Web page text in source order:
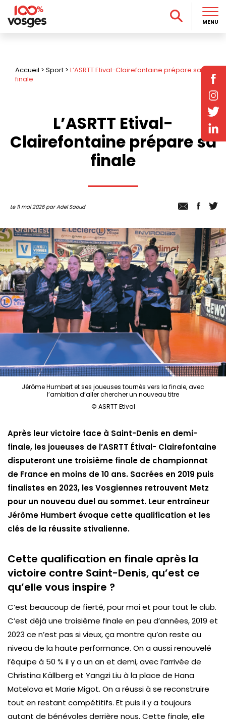
Accueil > Sport > L’ASRTT Etival-Clairefontaine prépare sa
finale
L’ASRTT Etival-
Clairefontaine prépare sa
finale
Le 11 mai 2026 par Adel Saoud
Jérôme Humbert et ses joueuses tournés vers la finale, avec
l’ambition d’aller chercher un nouveau titre
© ASRTT Etival
Après leur victoire face à Saint-Denis en demi-
finale, les joueuses de l’ASRTT Étival- Clairefontaine
disputeront une troisième finale de championnat
de France en moins de 10 ans. Sacrées en 2019 puis
finalistes en 2023, les Vosgiennes retrouvent Metz
pour un nouveau duel au sommet. Leur entraîneur
Jérôme Humbert évoque cette qualification et les
clés de la réussite stivalienne.
Cette qualification en finale après la
victoire contre Saint-Denis, qu’est ce
qu’elle vous inspire ?
C’est beaucoup de fierté, pour moi et pour tout le club.
C’est déjà une troisième finale en peu d’années, 2019 et
2023 ce n’est pas si vieux, ça montre qu’on reste au
niveau de la haute performance. On a aussi renouvelé
l’équipe à 50 % il y a un an et demi, avec l’arrivée de
Christina Källberg et Yangzi Liu à la place de Hana
Matelova et Marie Migot. On a réussi à se reconstruire
tout en restant compétitifs. Et puis il y a toujours
autant de bénévoles derrière nous. Cette finale, elle
MENU